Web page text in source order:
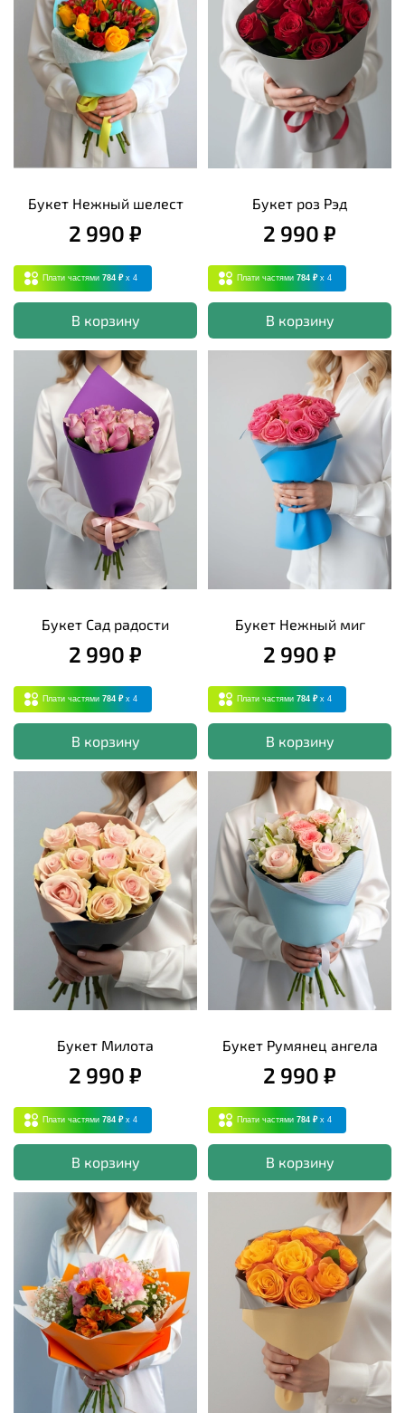
Букет Нежный шелест
2 990 ₽
Плати частями 784 ₽ x 4
В корзину
Букет роз Рэд
2 990 ₽
Плати частями 784 ₽ x 4
В корзину
Букет Сад радости
2 990 ₽
Плати частями 784 ₽ x 4
В корзину
Букет Нежный миг
2 990 ₽
Плати частями 784 ₽ x 4
В корзину
Букет Милота
2 990 ₽
Плати частями 784 ₽ x 4
В корзину
Букет Румянец ангела
2 990 ₽
Плати частями 784 ₽ x 4
В корзину